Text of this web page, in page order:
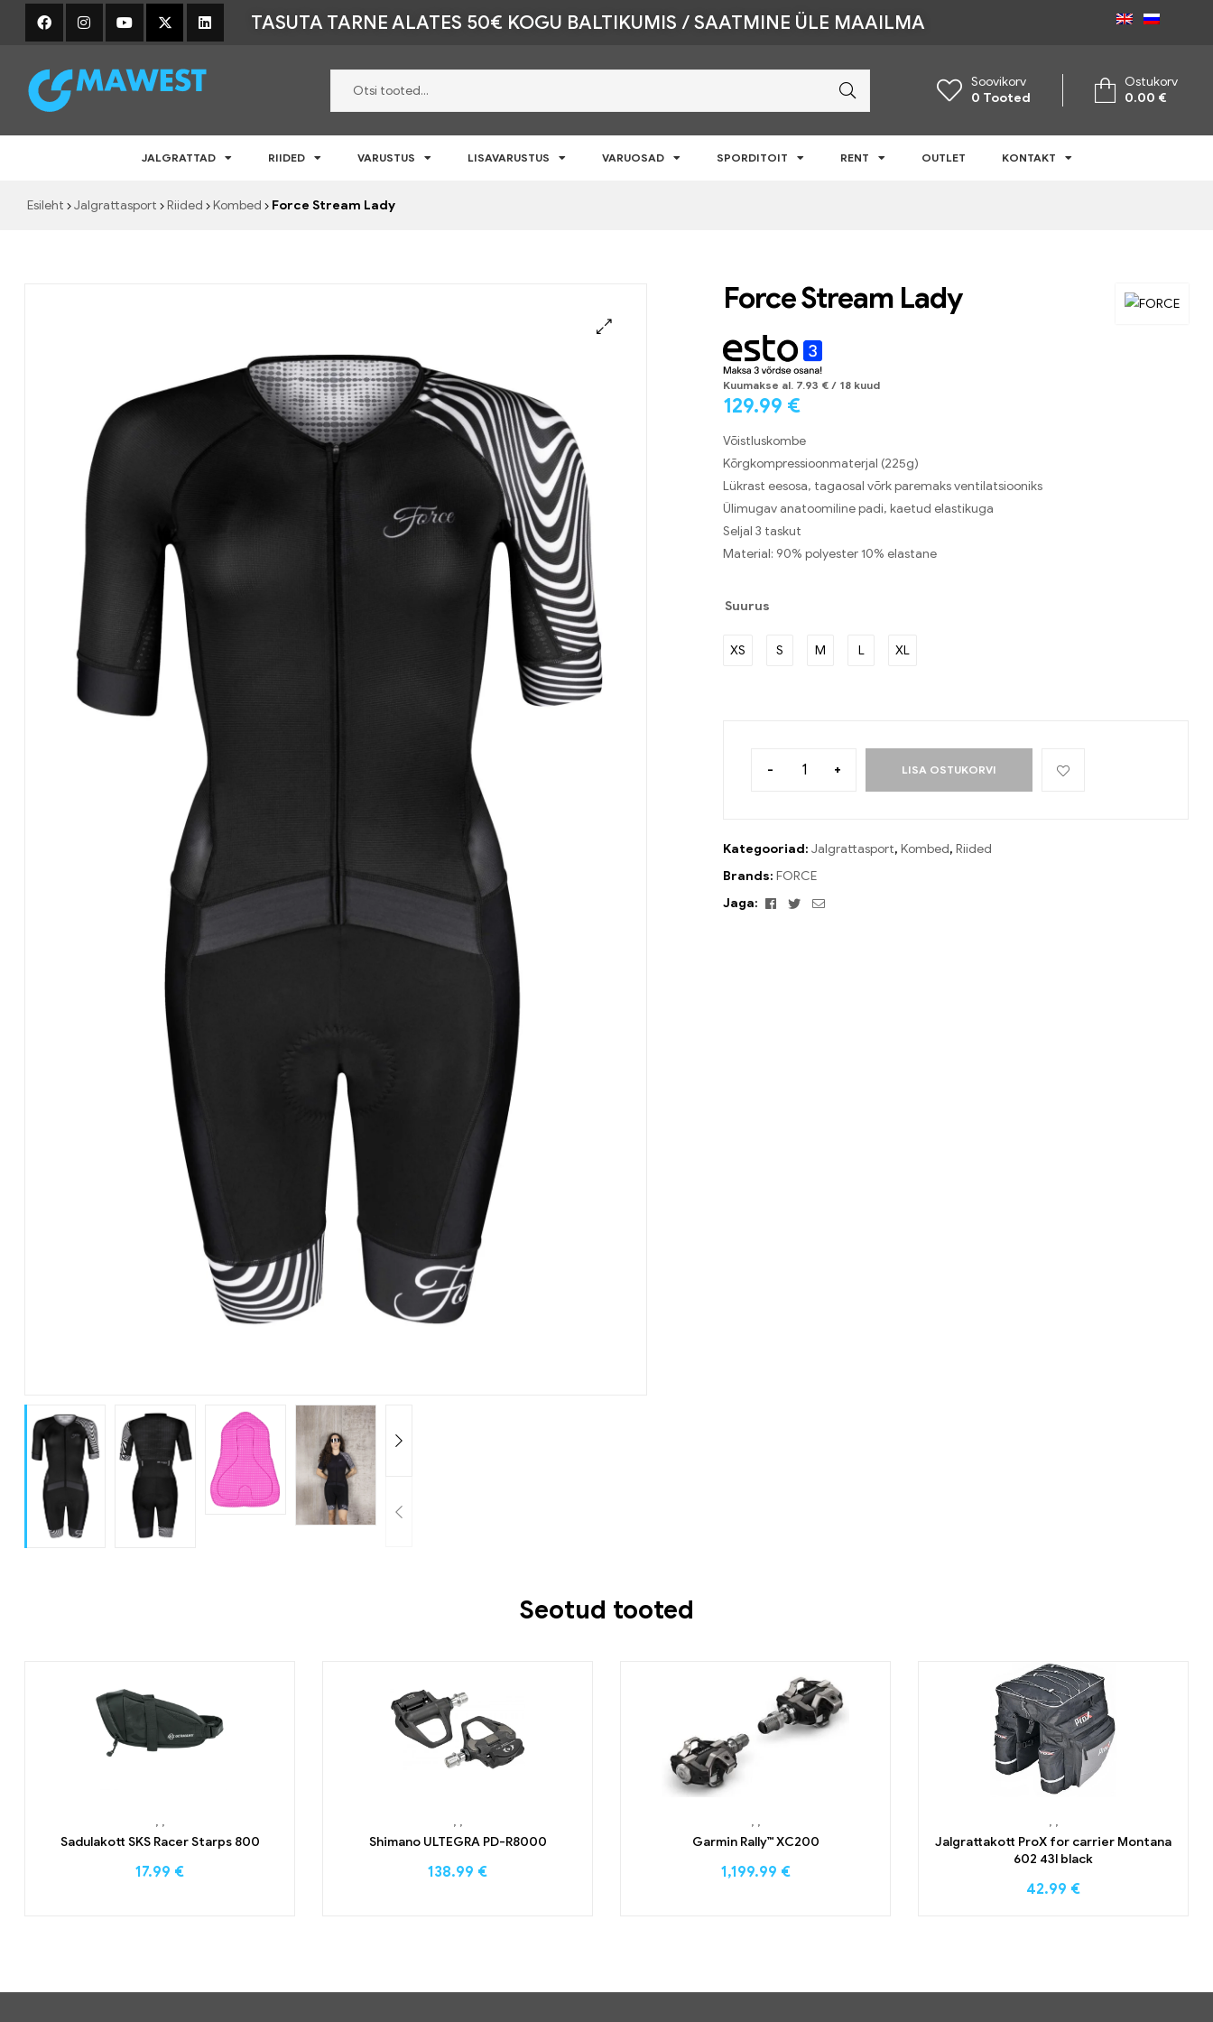
TASUTA TARNE ALATES 50€ KOGU BALTIKUMIS / SAATMINE ÜLE MAAILMA
Mawest
pood
Soovikorv
0 Tooted
Ostukorv
0.00 €
JALGRATTAD RIIDED VARUSTUS LISAVARUSTUS VARUOSAD SPORDITOIT RENT OUTLET KONTAKT
Esileht Jalgrattasport Riided Kombed Force Stream Lady
Force Stream Lady
Kuumakse al. 7.93 € / 18 kuud
129.99 €
Võistluskombe
Kõrgkompressioonmaterjal (225g)
Lükrast eesosa, tagaosal võrk paremaks ventilatsiooniks
Ülimugav anatoomiline padi, kaetud elastikuga
Seljal 3 taskut
Material: 90% polyester 10% elastane
Suurus
XS S M L XL
- + LISA OSTUKORVI
Kategooriad: Jalgrattasport, Kombed, Riided
Brands: FORCE
Jaga:
Facebook
TwitterEmail
Seotud tooted
, ,
Sadulakott SKS Racer Starps 800
17.99 €
, ,
Shimano ULTEGRA PD-R8000
138.99 €
, ,
Garmin Rally™ XC200
1,199.99 €
, ,
Jalgrattakott ProX for carrier Montana
602 43l black
42.99 €